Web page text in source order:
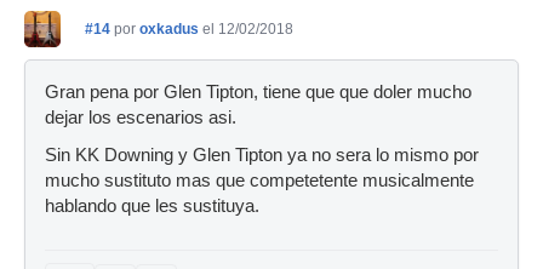
#14 por oxkadus el 12/02/2018
Gran pena por Glen Tipton, tiene que que doler mucho
dejar los escenarios asi.
Sin KK Downing y Glen Tipton ya no sera lo mismo por
mucho sustituto mas que competetente musicalmente
hablando que les sustituya.